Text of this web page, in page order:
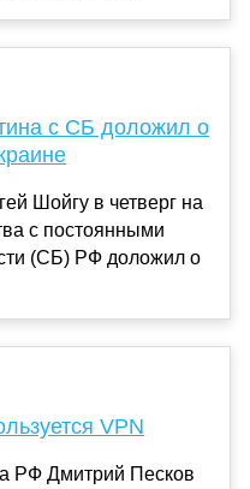
с СБ доложил о
Шойгу в четверг на
с постоянными
(СБ) РФ доложил о
VPN
РФ Дмитрий Песков